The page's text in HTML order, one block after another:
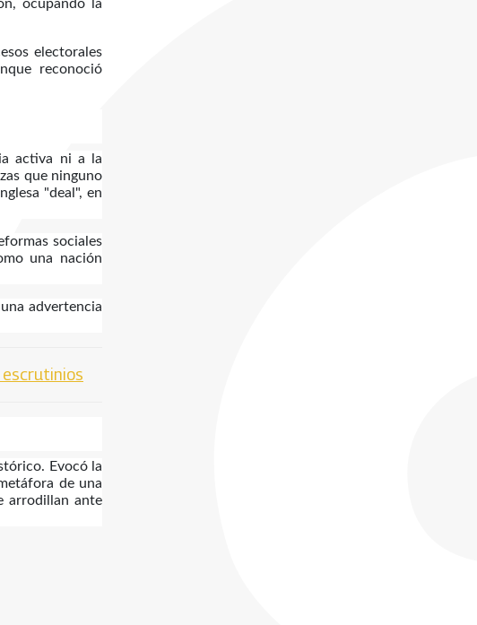
ocupando la
electorales
reconoció
activa ni a la
que ninguno
"deal", en
sociales
una nación
advertencia
Evocó la
de una
arrodillan ante